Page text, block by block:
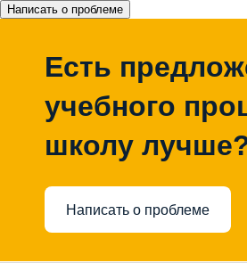
Написать о проблеме
Есть
учебного
школу
Написать о проблеме